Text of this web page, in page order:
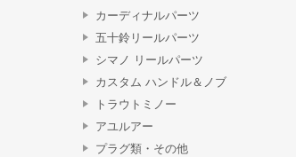
カーディナルパーツ
五十鈴リールパーツ
シマノ リールパーツ
カスタム ハンドル＆ノブ
トラウトミノー
アユルアー
プラグ類・その他